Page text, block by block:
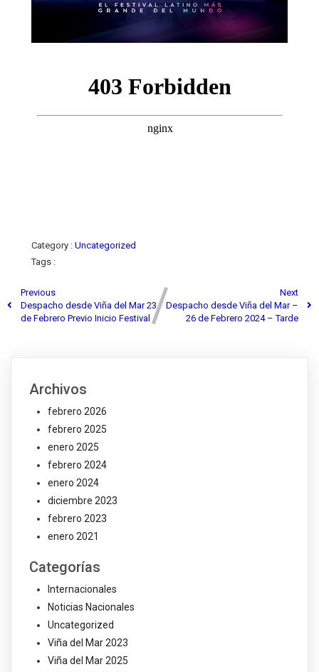
Category : Uncategorized
Tags :
Previous
Despacho desde Viña del Mar 23
de Febrero Previo Inicio Festival
Next
Despacho desde Viña del Mar –
26 de Febrero 2024 – Tarde
Archivos
febrero 2026
febrero 2025
enero 2025
febrero 2024
enero 2024
diciembre 2023
febrero 2023
enero 2021
Categorías
Internacionales
Noticias Nacionales
Uncategorized
Viña del Mar 2023
Viña del Mar 2025